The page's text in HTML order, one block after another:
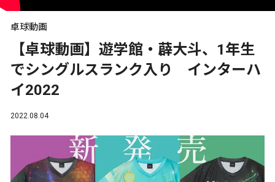
卓球動画
【卓球動画】遊学館・薜大斗、1年生
でシングルスランク入り インターハ
イ2022
2022.08.04